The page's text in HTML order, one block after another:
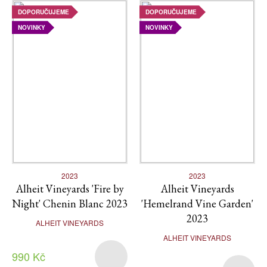
DOPORUČUJEME
NOVINKY
2023
Alheit Vineyards 'Fire by
Night' Chenin Blanc 2023
ALHEIT VINEYARDS
990 Kč
DOPORUČUJEME
NOVINKY
2023
Alheit Vineyards
'Hemelrand Vine Garden'
2023
ALHEIT VINEYARDS